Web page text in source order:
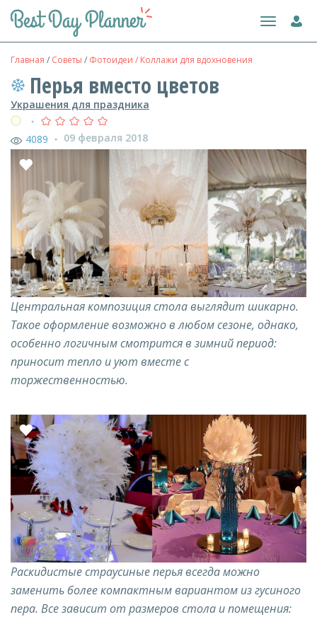
Toggle
Главная / Советы / Фотоидеи / Коллажи для вдохновения
Перья вместо цветов
Украшения для праздника
●
4089 ● 09 февраля 2018
Центральная композиция стола выглядит шикарно.
Такое оформление возможно в любом сезоне, однако,
особенно логичным смотрится в зимний период:
приносит тепло и уют вместе с
торжественностью.
Раскидистые страусиные перья всегда можно
заменить более компактным вариантом из гусиного
пера. Все зависит от размеров стола и помещения: